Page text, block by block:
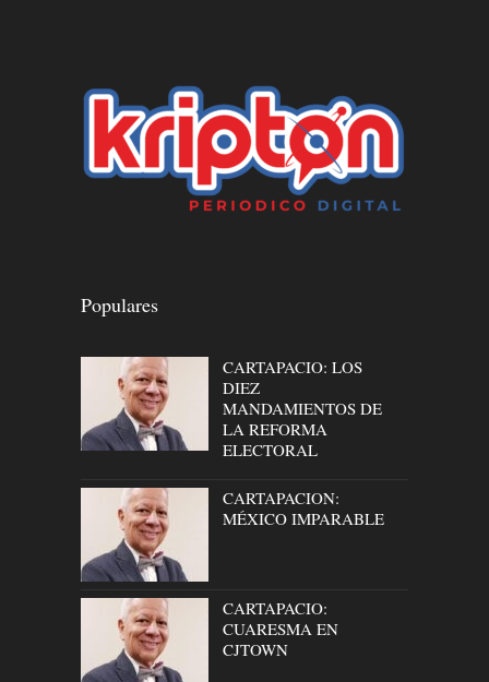
Populares
CARTAPACIO: LOS
DIEZ
MANDAMIENTOS DE
LA REFORMA
ELECTORAL
CARTAPACION:
MÉXICO IMPARABLE
CARTAPACIO:
CUARESMA EN
CJTOWN